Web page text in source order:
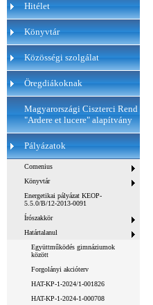
Hitélet
Könyvtár
Közösségi szolgálat
Öregdiákoknak
Magyarországi Ciszterci Rend
"Ardere et lucere" alapítvány
Pályázatok
Comenius
Könyvtár
Energetikai pályázat KEOP-
5.5.0/B/12-2013-0091
Írószakkör
Határtalanul
Együttműködés gimnáziumok
között
Forgolányi akcióterv
HAT-KP-1-2024/1-001826
HAT-KP-1-2024-1-000708